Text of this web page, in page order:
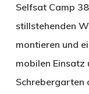
Selfsat Camp
stillstehenden
montieren und
mobilen Einsatz
Schrebergarten